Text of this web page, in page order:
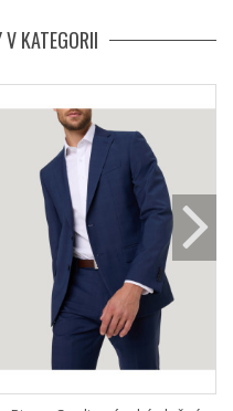
KATEGORII